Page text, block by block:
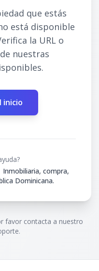
que estás
está disponible
la URL o
nuestras
inicio
Inmobiliaria, compra,
Dominicana.
favor contacta a nuestro